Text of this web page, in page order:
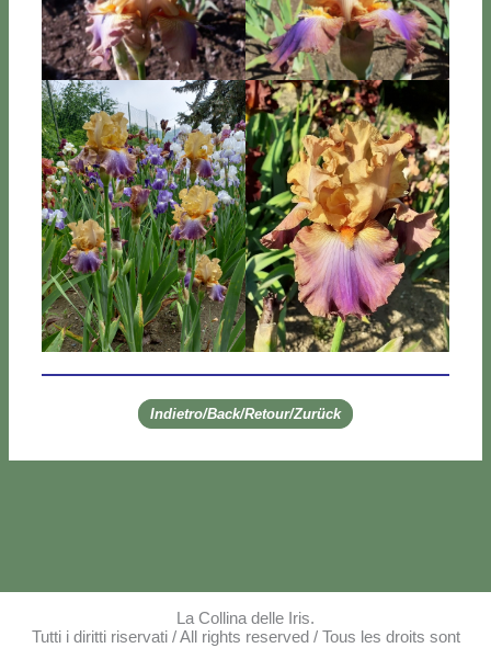
Indietro/Back/Retour/Zurück
La Collina delle Iris.
Tutti i diritti riservati / All rights reserved / Tous les droits sont